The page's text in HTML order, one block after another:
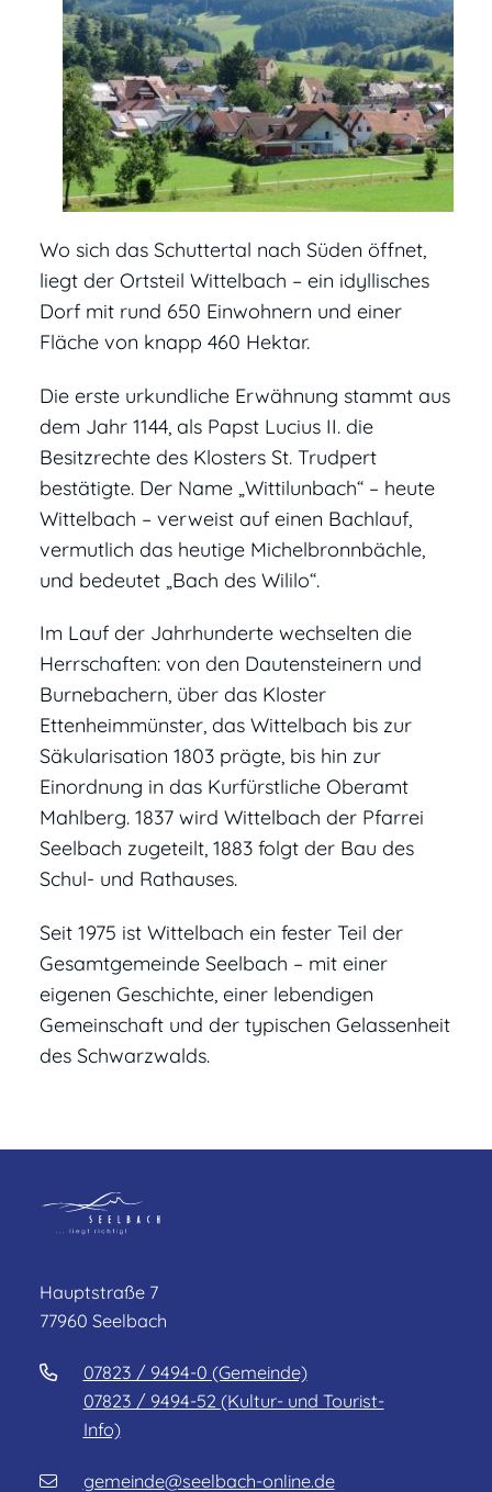
Wo sich das Schuttertal nach Süden öffnet,
liegt der Ortsteil Wittelbach – ein idyllisches
Dorf mit rund 650 Einwohnern und einer
Fläche von knapp 460 Hektar.
Die erste urkundliche Erwähnung stammt aus
dem Jahr 1144, als Papst Lucius II. die
Besitzrechte des Klosters St. Trudpert
bestätigte. Der Name „Wittilunbach“ – heute
Wittelbach – verweist auf einen Bachlauf,
vermutlich das heutige Michelbronnbächle,
und bedeutet „Bach des Wililo“.
Im Lauf der Jahrhunderte wechselten die
Herrschaften: von den Dautensteinern und
Burnebachern, über das Kloster
Ettenheimmünster, das Wittelbach bis zur
Säkularisation 1803 prägte, bis hin zur
Einordnung in das Kurfürstliche Oberamt
Mahlberg. 1837 wird Wittelbach der Pfarrei
Seelbach zugeteilt, 1883 folgt der Bau des
Schul- und Rathauses.
Seit 1975 ist Wittelbach ein fester Teil der
Gesamtgemeinde Seelbach – mit einer
eigenen Geschichte, einer lebendigen
Gemeinschaft und der typischen Gelassenheit
des Schwarzwalds.
Hauptstraße 7
77960 Seelbach
07823 / 9494-0 (Gemeinde)
07823 / 9494-52 (Kultur- und Tourist-
Info)
gemeinde@seelbach-online.de